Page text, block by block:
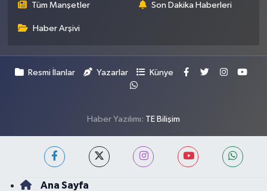
Tüm Manşetler Son Dakika Haberleri
Haber Arşivi
Resmi İlanlar Yazarlar Künye
Haber Yazılımı: TE Bilişim
Ana Sayfa